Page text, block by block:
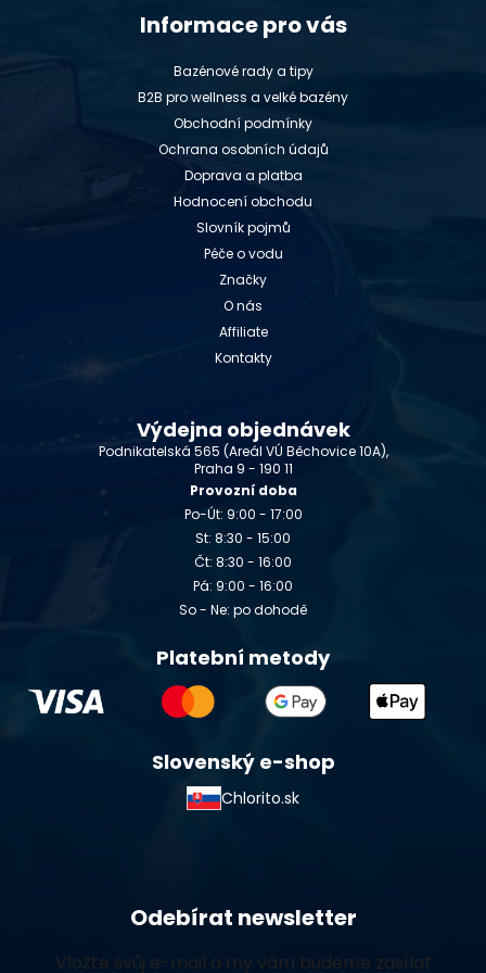
Informace pro vás
Bazénové rady a tipy
B2B pro wellness a velké bazény
Obchodní podmínky
Ochrana osobních údajů
Doprava a platba
Hodnocení obchodu
Slovník pojmů
Péče o vodu
Značky
O nás
Affiliate
Kontakty
Výdejna objednávek
Podnikatelská 565 (Areál VÚ Běchovice 10A),
Praha 9 - 190 11
Provozní doba
Po-Út: 9:00 - 17:00
St: 8:30 - 15:00
Čt: 8:30 - 16:00
Pá: 9:00 - 16:00
So - Ne: po dohodě
Platební metody
Slovenský e-shop
Chlorito.sk
Odebírat newsletter
Vložte svůj e-mail a my vám budeme zasílat